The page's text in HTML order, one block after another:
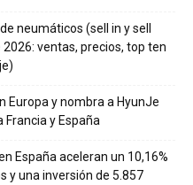
neumáticos (sell in y sell
ventas, precios, top ten
Europa y nombra a HyunJe
y España
España aceleran un 10,16%
y una inversión de 5.857